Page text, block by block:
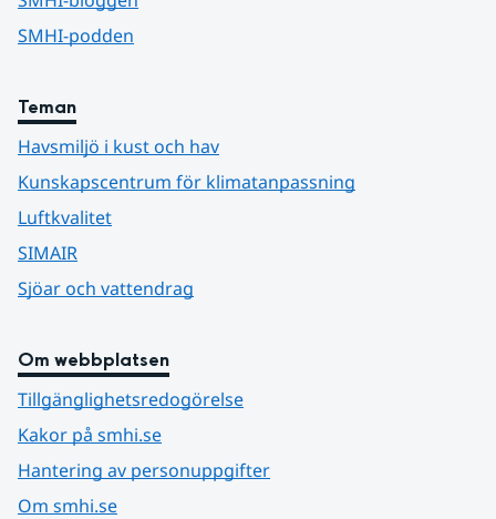
SMHI-podden
Teman
Havsmiljö i kust och hav
Kunskapscentrum för klimatanpassning
Luftkvalitet
SIMAIR
Sjöar och vattendrag
Om webbplatsen
Tillgänglighetsredogörelse
Kakor på smhi.se
Hantering av personuppgifter
Om smhi.se